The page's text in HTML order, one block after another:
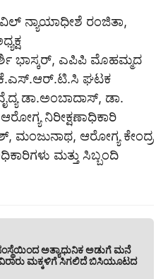
ನ್ಯಾಯಾಧೀಶೆ ರಂಜಿತಾ,
ಭಾಸ್ಕರ್, ಎಪಿಪಿ ಮೊಹಮ್ಮದ
ಕೆ.ಎಸ್.ಆರ್.ಟಿ.ಸಿ ಘಟಕ
ಡಾ.ಅಂಬಾದಾಸ್, ಡಾ.
ನಿರೀಕ್ಷಣಾಧಿಕಾರಿ
ಮಂಜುನಾಥ, ಆರೋಗ್ಯ ಕೇಂದ್ರ
ಮತ್ತು ಸಿಬ್ಬಂದಿ
ಅತ್ಯಾಧುನಿಕ ಅಡುಗೆ ಮನೆ
ಮಕ್ಕಳಿಗೆ ಸಿಗಲಿದೆ ಬಿಸಿಯೂಟದ